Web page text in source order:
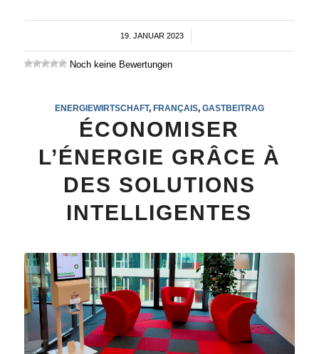
19. JANUAR 2023
/
Noch keine Bewertungen
ENERGIEWIRTSCHAFT, FRANÇAIS, GASTBEITRAG
ÉCONOMISER
L’ÉNERGIE GRÂCE À
DES SOLUTIONS
INTELLIGENTES